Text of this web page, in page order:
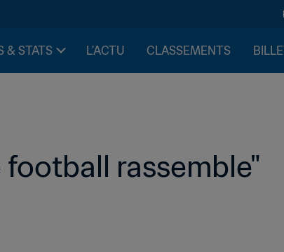
& STATS L'ACTU CLASSEMENTS
football rassemble"